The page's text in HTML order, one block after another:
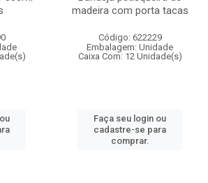
madeira com porta tacas
Código: 622229
Embalagem: Unidade
Caixa Com: 12 Unidade(s)
Faça seu login ou
cadastre-se para
comprar.